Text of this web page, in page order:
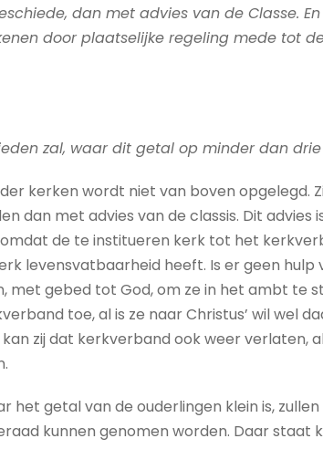
dan met advies van de Classe.
door plaatselijke regeling mede tot
zal, waar dit getal op minder dan
kerken wordt niet van boven opgelegd.
dan met advies van de classis. Dit
de te institueren kerk tot het
levensvatbaarheid heeft. Is er geen hulp
met gebed tot God, om ze in het ambt te
toe, al is ze naar Christus’ wil wel
zij dat kerkverband ook weer verlaten,
het getal van de ouderlingen klein is,
kunnen genomen worden. Daar staat